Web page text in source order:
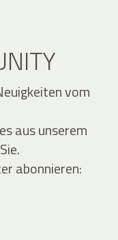
vom
aus unserem
abonnieren: